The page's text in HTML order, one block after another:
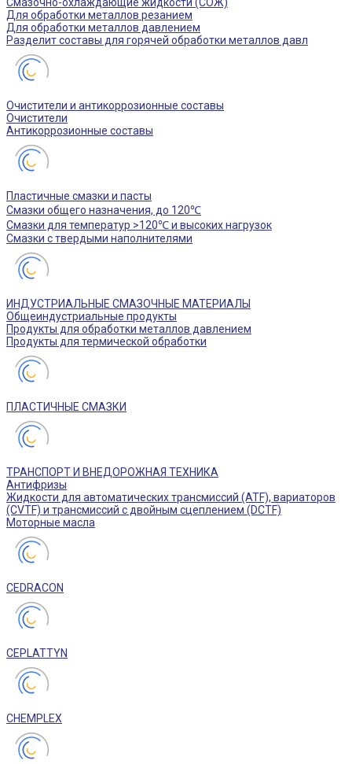
Для обработки металлов резанием
Для обработки металлов давлением
Разделит составы для горячей обработки металлов давл
Очистители и антикоррозионные составы
Очистители
Антикоррозионные составы
Пластичные смазки и пасты
Смазки общего назначения, до 120℃
Смазки для температур >120℃ и высоких нагрузок
Смазки с твердыми наполнителями
ИНДУСТРИАЛЬНЫЕ СМАЗОЧНЫЕ МАТЕРИАЛЫ
Общеиндустриальные продукты
Продукты для обработки металлов давлением
Продукты для термической обработки
ПЛАСТИЧНЫЕ СМАЗКИ
ТРАНСПОРТ И ВНЕДОРОЖНАЯ ТЕХНИКА
Антифризы
Жидкости для автоматических трансмиссий (ATF), вариаторов
(CVTF) и трансмиссий с двойным сцеплением (DCTF)
Моторные масла
CEDRACON
CEPLATTYN
CHEMPLEX